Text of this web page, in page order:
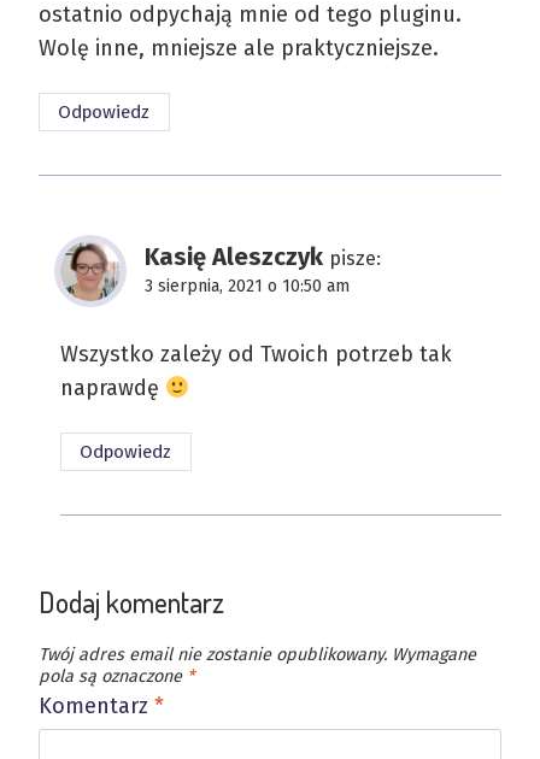
ostatnio odpychają mnie od tego pluginu.
Wolę inne, mniejsze ale praktyczniejsze.
Odpowiedz
Kasię Aleszczyk pisze:
3 sierpnia, 2021 o 10:50 am
Wszystko zależy od Twoich potrzeb tak
naprawdę
Odpowiedz
Dodaj komentarz
Twój adres email nie zostanie opublikowany. Wymagane
pola są oznaczone *
Komentarz *